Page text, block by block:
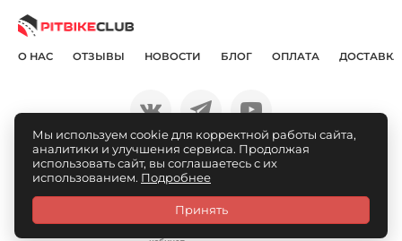
О НАС ОТЗЫВЫ НОВОСТИ БЛОГ ОПЛАТА ДОСТАВКА
© Pitbikeclub.ru 2012-2026
Мы используем cookie для корректной работы сайта,
аналитики и улучшения сервиса. Продолжая
использовать сайт, вы соглашаетесь с их
использованием. Подробнее
Принять